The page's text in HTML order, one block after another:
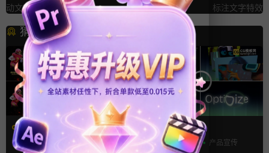
动文字字幕 标注文字特效
猜你喜欢
AE模板
分数
字幕模板 比赛
AE模板
AI
产品介绍 产品宣传